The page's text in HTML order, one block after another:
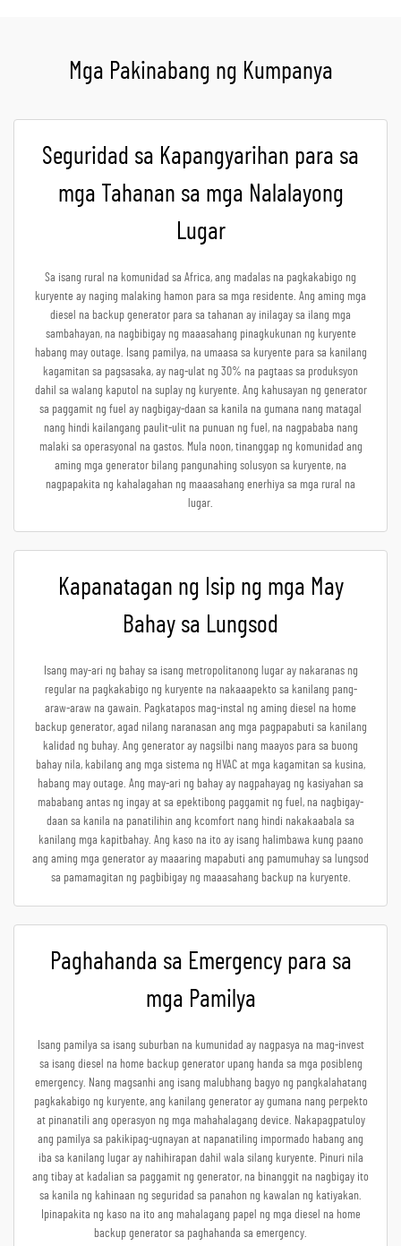
Mga Pakinabang ng Kumpanya
Seguridad sa Kapangyarihan para sa
mga Tahanan sa mga Nalalayong
Lugar
Sa isang rural na komunidad sa Africa, ang madalas na pagkakabigo ng
kuryente ay naging malaking hamon para sa mga residente. Ang aming mga
diesel na backup generator para sa tahanan ay inilagay sa ilang mga
sambahayan, na nagbibigay ng maaasahang pinagkukunan ng kuryente
habang may outage. Isang pamilya, na umaasa sa kuryente para sa kanilang
kagamitan sa pagsasaka, ay nag-ulat ng 30% na pagtaas sa produksyon
dahil sa walang kaputol na suplay ng kuryente. Ang kahusayan ng generator
sa paggamit ng fuel ay nagbigay-daan sa kanila na gumana nang matagal
nang hindi kailangang paulit-ulit na punuan ng fuel, na nagpababa nang
malaki sa operasyonal na gastos. Mula noon, tinanggap ng komunidad ang
aming mga generator bilang pangunahing solusyon sa kuryente, na
nagpapakita ng kahalagahan ng maaasahang enerhiya sa mga rural na
lugar.
Kapanatagan ng Isip ng mga May
Bahay sa Lungsod
Isang may-ari ng bahay sa isang metropolitanong lugar ay nakaranas ng
regular na pagkakabigo ng kuryente na nakaaapekto sa kanilang pang-
araw-araw na gawain. Pagkatapos mag-instal ng aming diesel na home
backup generator, agad nilang naranasan ang mga pagpapabuti sa kanilang
kalidad ng buhay. Ang generator ay nagsilbi nang maayos para sa buong
bahay nila, kabilang ang mga sistema ng HVAC at mga kagamitan sa kusina,
habang may outage. Ang may-ari ng bahay ay nagpahayag ng kasiyahan sa
mababang antas ng ingay at sa epektibong paggamit ng fuel, na nagbigay-
daan sa kanila na panatilihin ang kcomfort nang hindi nakakaabala sa
kanilang mga kapitbahay. Ang kaso na ito ay isang halimbawa kung paano
ang aming mga generator ay maaaring mapabuti ang pamumuhay sa lungsod
sa pamamagitan ng pagbibigay ng maaasahang backup na kuryente.
Paghahanda sa Emergency para sa
mga Pamilya
Isang pamilya sa isang suburban na kumunidad ay nagpasya na mag-invest
sa isang diesel na home backup generator upang handa sa mga posibleng
emergency. Nang magsanhi ang isang malubhang bagyo ng pangkalahatang
pagkakabigo ng kuryente, ang kanilang generator ay gumana nang perpekto
at pinanatili ang operasyon ng mga mahahalagang device. Nakapagpatuloy
ang pamilya sa pakikipag-ugnayan at napanatiling impormado habang ang
iba sa kanilang lugar ay nahihirapan dahil wala silang kuryente. Pinuri nila
ang tibay at kadalian sa paggamit ng generator, na binanggit na nagbigay ito
sa kanila ng kahinaan ng seguridad sa panahon ng kawalan ng katiyakan.
Ipinapakita ng kaso na ito ang mahalagang papel ng mga diesel na home
backup generator sa paghahanda sa emergency.